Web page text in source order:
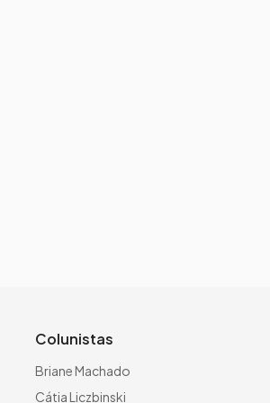
Colunistas
Briane Machado
Cátia Liczbinski